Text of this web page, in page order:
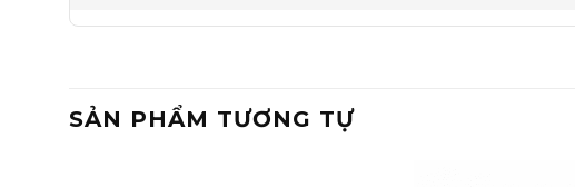
Thiết kế nhỏ gọn, hiện đại
SẢN PHẨM TƯƠNG TỰ